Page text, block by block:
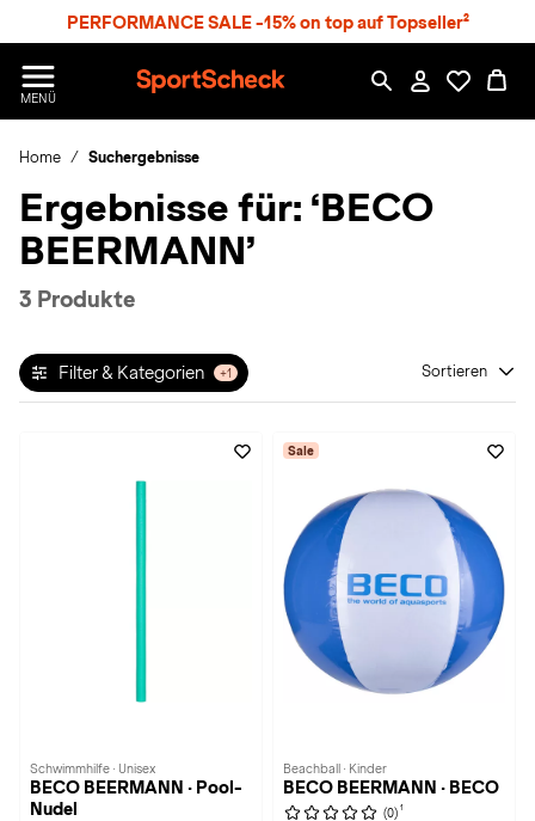
PERFORMANCE SALE -15% on top auf Topseller²
MENÜ
p
r
S
h
c
Home Suchergebnisse
Ergebnisse für: ‘BECO
BEERMANN’
3 Produkte
Filter & Kategorien +1 Sortieren
Schwimmhilfe · Unisex
BECO BEERMANN · Pool-
Nudel
Sale
Beachball · Kinder
BECO BEERMANN · BECO
(0) 1